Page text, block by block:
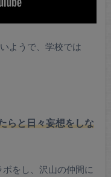
ようで、学校では
らと日々妄想をしな
をし、沢山の仲間に